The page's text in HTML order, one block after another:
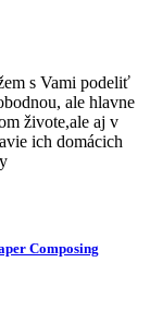
s Vami podeliť
ale hlavne
živote,ale aj v
ich domácich
Composing